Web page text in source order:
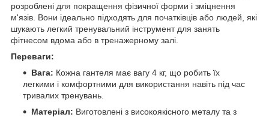
розроблені для покращення фізичної форми і зміцнення
м'язів. Вони ідеально підходять для початківців або людей, які
шукають легкий тренувальний інструмент для занять
фітнесом вдома або в тренажерному залі.
Переваги:
Вага: Кожна гантеля має вагу 4 кг, що робить їх
легкими і комфортними для використання навіть під час
тривалих тренувань.
Матеріал: Виготовлені з високоякісного металу та з